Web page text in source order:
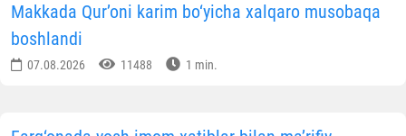
Makkada Qur’oni karim bo‘yicha xalqaro musobaqa
boshlandi
07.08.2026 11488 1 min.